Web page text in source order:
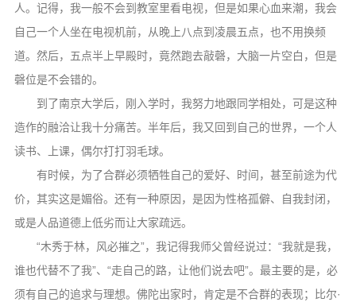
寺院巡览
下院风采
搜索
人。记得，我一般不会到教室里看电视，但是如果心血来潮，我会
自己一个人坐在电视机前，从晚上八点到凌晨五点，也不用换频
道。然后，五点半上早殿时，竟然跑去敲磬，大脑一片空白，但是
磬位是不会错的。
到了南京大学后，刚入学时，我努力地跟同学相处，可是这种
造作的融洽让我十分痛苦。半年后，我又回到自己的世界，一个人
读书、上课，偶尔打打羽毛球。
有时候，为了合群必须牺牲自己的爱好、时间，甚至前途为代
价，其实这是媚俗。还有一种原因，是因为性格孤僻、自我封闭，
或是人品道德上低劣而让大家疏远。
“木秀于林，风必摧之”，我记得我师父曾经说过：“我就是我，
谁也代替不了我”、“走自己的路，让他们说去吧”。最主要的是，必
须有自己的追求与理想。佛陀出家时，肯定是不合群的表现；比尔·